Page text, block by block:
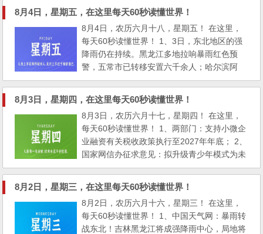
经营许可和运价公示等违规经营的问题； 3、
南京：对购买新建商品住房实施补贴，提升预
售监管资金使用效率；郑州：下周起公积金贷
款购买新建商品房最低首付降为20%； 4、重
庆人社局通报事业单...
8月4日，星期五，在这里每天60秒读懂世界！
8月4日，农历六月十八，星期五！ 在这里，
每天60秒读懂世界！ 1、3日，东北地区的强
降雨仍在持续。黑龙江多地拉响暴雨红色预
警，五常市已转移安置六千余人；哈尔滨阿
城、尚志多地遭强降雨：大片房屋，道路被
淹，陷入一片汪洋中，洪水深达窗户位置；
2、水利部：初步判定海河发生流域性大洪
水；河北：已有94个县区826个乡镇遭受洪涝
灾害；广东海丰县莲花山涨水冲走多人致4
死，官方回应：非景区，岸边有围...
8月3日，星期四，在这里每天60秒读懂世界！
8月3日，农历六月十七，星期四！ 在这里，
每天60秒读懂世界！ 1、两部门：支持小微企
业融资有关税收政策执行至2027年年底； 2、
国家网信办征求意见：拟升级青少年模式为未
成年人模式，从该模式退出需家长进行验证同
意，并将划分5个年龄区间；最高法：坚决防
止谁闹谁有理、谁横谁有理、谁受伤谁有理
等"和稀泥"做法； 3、涉嫌受贿、行贿、单位
行贿非国家工作人员受贿等罪，中国国家男子
足球队原主...
8月2日，星期三，在这里每天60秒读懂世界！
8月2日，农历六月十六，星期三！ 在这里，
每天60秒读懂世界！ 1、中国天气网：暴雨转
战东北！吉林黑龙江将成强降雨中心，局地将